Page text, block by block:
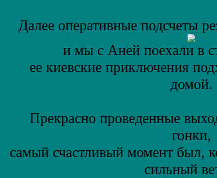
Далее оперативные подсчеты
и мы c Аней поехали в
ее киевские приключения
домой.
Прекрасно проведенные
гонки,
самый счастливый момент был,
сильный